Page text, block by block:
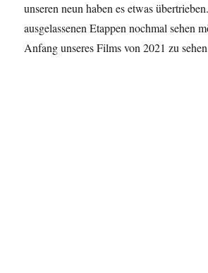
unseren neun haben es etwas
ausgelassenen Etappen nochmal sehen
Anfang unseres Films von 2021 zu